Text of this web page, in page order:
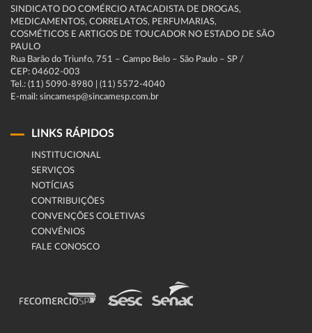
SINDICATO DO COMÉRCIO ATACADISTA DE DROGAS,
MEDICAMENTOS, CORRELATOS, PERFUMARIAS,
COSMÉTICOS E ARTIGOS DE TOUCADOR NO ESTADO DE SÃO
PAULO
Rua Barão do Triunfo, 751 – Campo Belo – São Paulo – SP /
CEP: 04602-003
Tel.: (11) 5090-8980 | (11) 5572-4040
E-mail: sincamesp@sincamesp.com.br
LINKS RÁPIDOS
INSTITUCIONAL
SERVIÇOS
NOTÍCIAS
CONTRIBUIÇÕES
CONVENÇÕES COLETIVAS
CONVÊNIOS
FALE CONOSCO